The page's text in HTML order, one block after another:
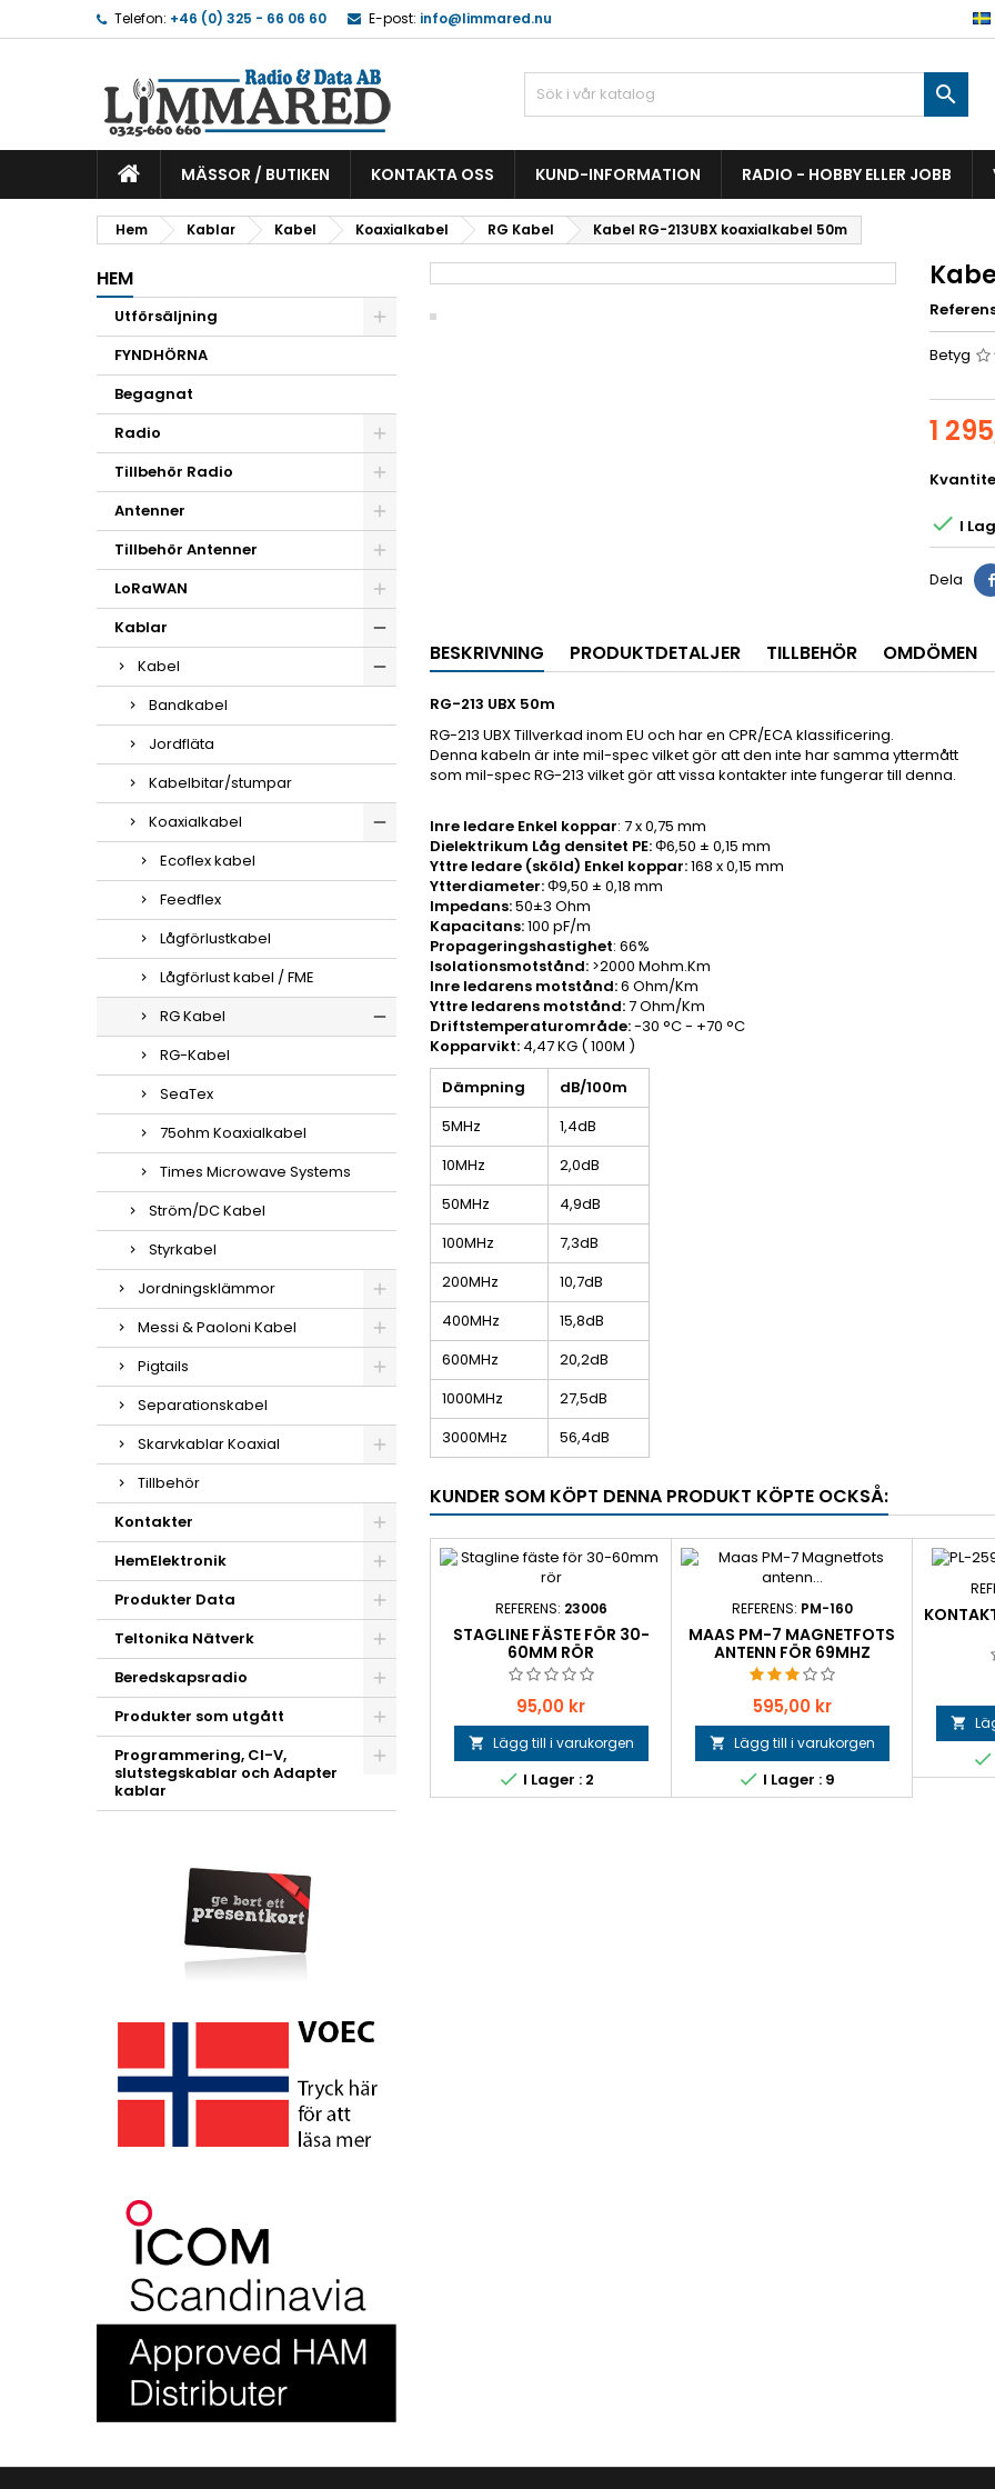
Telefon: +46 (0) 325 - 66 06 60 E-post: info@limmared.nu

MÄSSOR / BUTIKEN KONTAKTA OSS KUND-INFORMATION RADIO - HOBBY ELLER JOBB
Hem Kablar Kabel Koaxialkabel RG Kabel Kabel RG-213UBX koaxialkabel 50m
HEM
Utförsäljning
FYNDHÖRNA
Begagnat
Radio
Tillbehör Radio
Antenner
Tillbehör Antenner
LoRaWAN
Kablar
Kabel
Bandkabel
Jordfläta
Kabelbitar/stumpar
Koaxialkabel
Ecoflex kabel
Feedflex
Lågförlustkabel
Lågförlust kabel / FME
RG Kabel
RG-Kabel
SeaTex
75ohm Koaxialkabel
Times Microwave Systems
Ström/DC Kabel
Styrkabel
Jordningsklämmor
Messi & Paoloni Kabel
Pigtails
Separationskabel
Skarvkablar Koaxial
Tillbehör
Kontakter
HemElektronik
Produkter Data
Teltonika Nätverk
Beredskapsradio
Produkter som utgått
Programmering, CI-V,
slutstegskablar och Adapter
kablar
Betyg
1
 I
Dela
BESKRIVNING PRODUKTDETALJER TILLBEHÖR OMDÖMEN
RG-213 UBX 50m
RG-213 UBX Tillverkad inom EU och har en CPR/ECA klassificering.
Denna kabeln är inte mil-spec vilket gör att den inte har samma yttermått
som mil-spec RG-213 vilket gör att vissa kontakter inte fungerar till denna.
Inre ledare Enkel koppar: 7 x 0,75 mm
Dielektrikum Låg densitet PE:Φ6,50 ± 0,15 mm
Yttre ledare (sköld) Enkel koppar:168 x 0,15 mm
Ytterdiameter:Φ9,50 ± 0,18 mm
Impedans:50±3 Ohm
Kapacitans:100 pF/m
Propageringshastighet: 66%
Isolationsmotstånd: >2000 Mohm.Km
Inre ledarens motstånd:6 Ohm/Km
Yttre ledarens motstånd:7 Ohm/Km
Driftstemperaturområde:-30 °C - +70 °C
Kopparvikt: 4,47 KG ( 100M )
Dämpning
dB/100m
5MHz
1,4dB
10MHz
2,0dB
50MHz
4,9dB
100MHz
7,3dB
200MHz
10,7dB
400MHz
15,8dB
600MHz
20,2dB
1000MHz
27,5dB
3000MHz
56,4dB
KUNDER SOM KÖPT DENNA PRODUKT KÖPTE OCKSÅ:
REFERENS: 23006
STAGLINE FÄSTE FÖR 30-
60MM RÖR
Pris
95,00 kr
 Lägg till i varukorgen
 I Lager : 2
REFERENS: PM-160
MAAS PM-7 MAGNETFOTS
ANTENN FÖR 69MHZ
Pris
595,00 kr
 Lägg till i varukorgen
 I Lager : 9

